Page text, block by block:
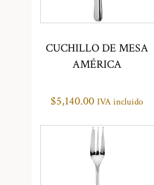
CUCHILLO DE MESA
AMÉRICA
$5,140.00 IVA incluido